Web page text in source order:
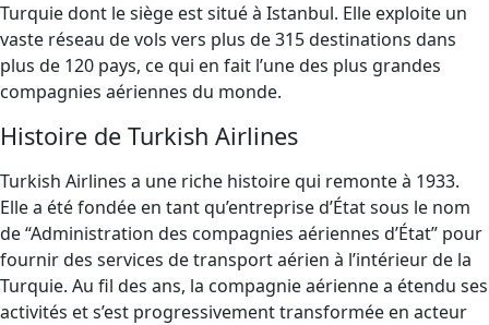
Turquie dont le siège est situé à Istanbul. Elle exploite un
vaste réseau de vols vers plus de 315 destinations dans
plus de 120 pays, ce qui en fait l’une des plus grandes
compagnies aériennes du monde.
Histoire de Turkish Airlines
Turkish Airlines a une riche histoire qui remonte à 1933.
Elle a été fondée en tant qu’entreprise d’État sous le nom
de “Administration des compagnies aériennes d’État” pour
fournir des services de transport aérien à l’intérieur de la
Turquie. Au fil des ans, la compagnie aérienne a étendu ses
activités et s’est progressivement transformée en acteur